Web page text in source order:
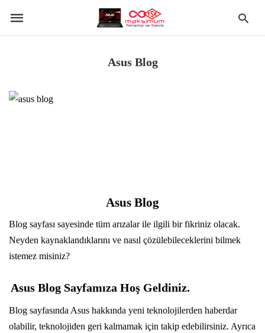
Asus Blog
Asus Blog
Blog sayfası sayesinde tüm arızalar ile ilgili bir fikriniz olacak.
Neyden kaynaklandıklarını ve nasıl çözülebileceklerini bilmek
istemez misiniz?
Asus Blog Sayfamıza Hoş Geldiniz.
Blog sayfasında Asus hakkında yeni teknolojilerden haberdar
olabilir, teknolojiden geri kalmamak için takip edebilirsiniz. Ayrıca